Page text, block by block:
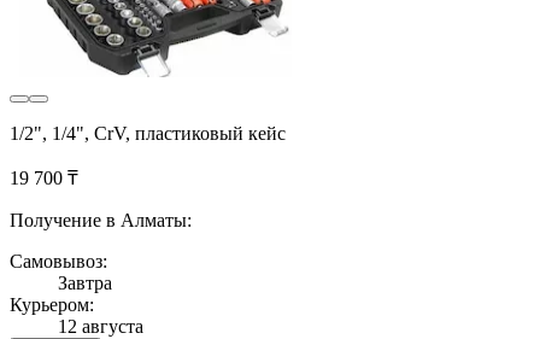
1/2", 1/4", CrV, пластиковый кейс
19 700 ₸
Получение в Алматы:
Самовывоз:
Завтра
Курьером:
12 августа